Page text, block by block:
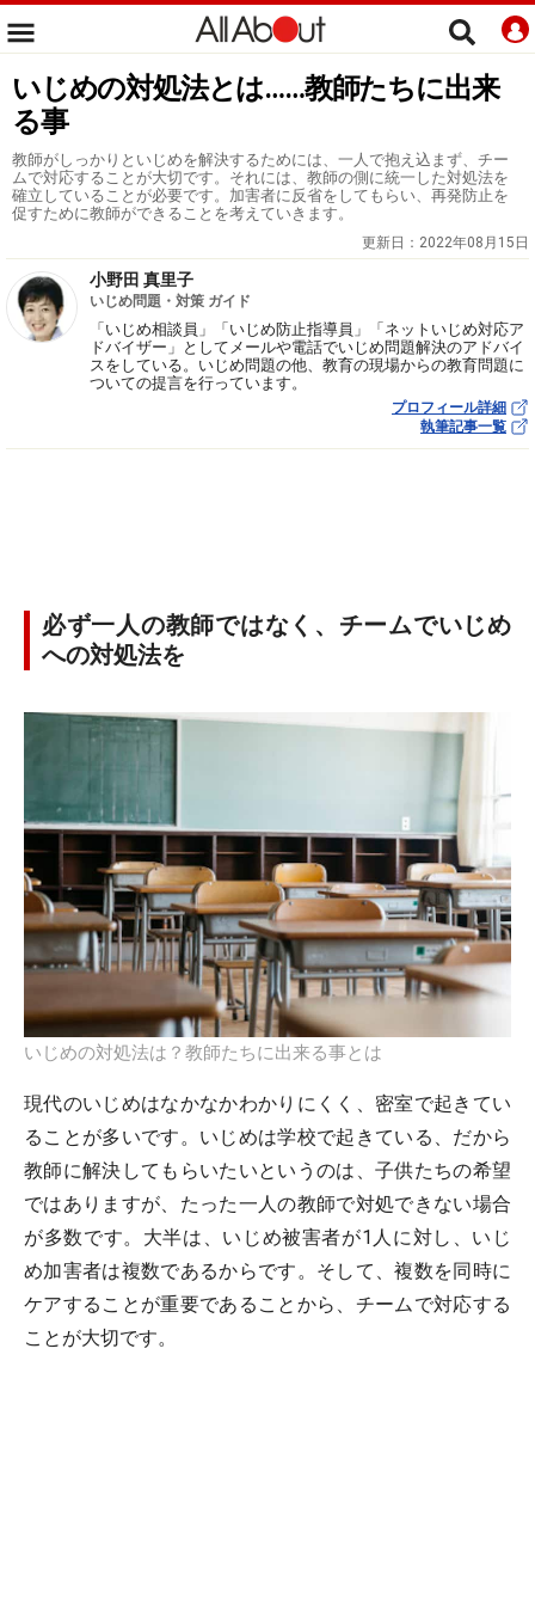
いじめの対処法とは……教師たちに出来
る事
教師がしっかりといじめを解決するためには、一人で抱え込まず、チー
ムで対応することが大切です。それには、教師の側に統一した対処法を
確立していることが必要です。加害者に反省をしてもらい、再発防止を
促すために教師ができることを考えていきます。
更新日： 2022年08月15日
小野田 真里子
いじめ問題・対策 ガイド
「いじめ相談員」「いじめ防止指導員」「ネットいじめ対応ア
ドバイザー」としてメールや電話でいじめ問題解決のアドバイ
スをしている。いじめ問題の他、教育の現場からの教育問題に
ついての提言を行っています。
プロフィール詳細
執筆記事一覧
必ず一人の教師ではなく、チームでいじめ
への対処法を
いじめの対処法は？教師たちに出来る事とは
現代のいじめはなかなかわかりにくく、密室で起きてい
ることが多いです。いじめは学校で起きている、だから
教師に解決してもらいたいというのは、子供たちの希望
ではありますが、たった一人の教師で対処できない場合
が多数です。大半は、いじめ被害者が1人に対し、いじ
め加害者は複数であるからです。そして、複数を同時に
ケアすることが重要であることから、チームで対応する
ことが大切です。